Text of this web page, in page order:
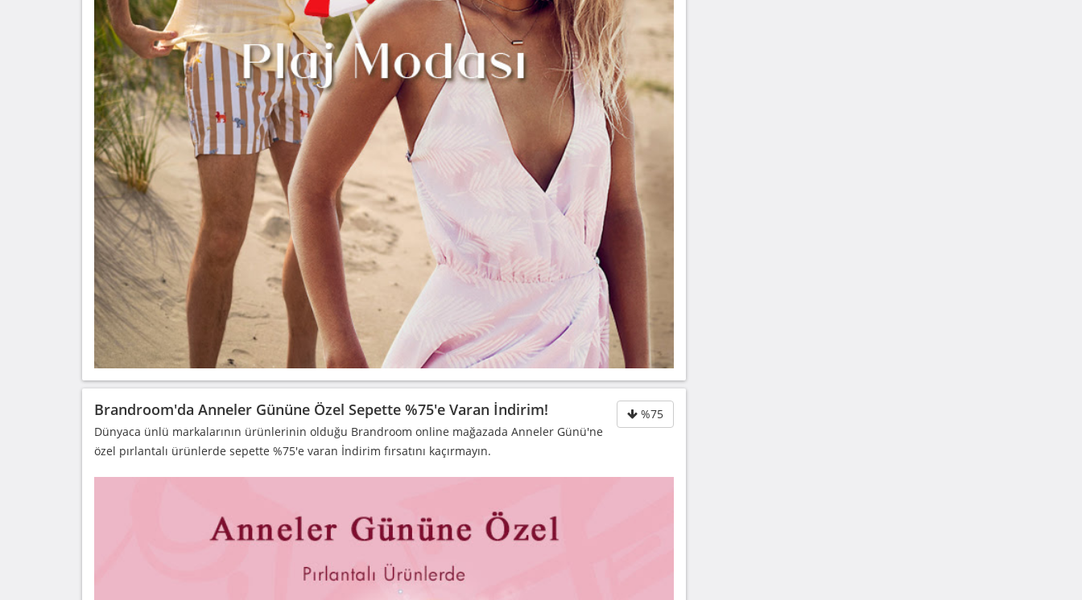
%75
Brandroom'da Anneler Gününe Özel Sepette %75'e Varan İndirim!
Dünyaca ünlü markalarının ürünlerinin olduğu Brandroom online mağazada Anneler Günü'ne
özel pırlantalı ürünlerde sepette %75'e varan İndirim fırsatını kaçırmayın.